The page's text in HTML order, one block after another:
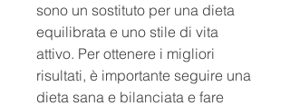
sono un sostituto per una dieta
equilibrata e uno stile di vita
attivo. Per ottenere i migliori
risultati, è importante seguire una
dieta sana e bilanciata e fare